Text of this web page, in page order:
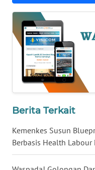
Berita Terkait
Kemenkes Susun
Berbasis Health Labour
DISCLAIMER
Wahana
News
Regional
WN
SUMUT
WN